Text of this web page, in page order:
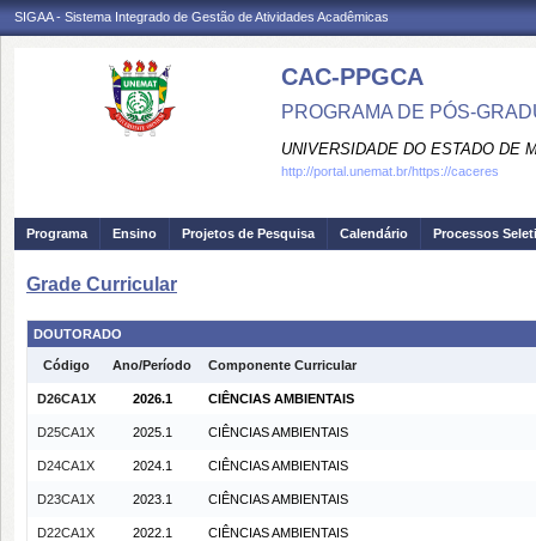
SIGAA - Sistema Integrado de Gestão de Atividades Acadêmicas
CAC-PPGCA
PROGRAMA DE PÓS-
UNIVERSIDADE DO ESTADO DE
http://portal.unemat.br/https://caceres
Programa Ensino Projetos de Pesquisa Calendário Processos
Grade Curricular
DOUTORADO
Código Ano/Período Componente Curricular
D26CA1X 2026.1 CIÊNCIAS AMBIENTAIS
D25CA1X 2025.1 CIÊNCIAS AMBIENTAIS
D24CA1X 2024.1 CIÊNCIAS AMBIENTAIS
D23CA1X 2023.1 CIÊNCIAS AMBIENTAIS
D22CA1X 2022.1 CIÊNCIAS AMBIENTAIS